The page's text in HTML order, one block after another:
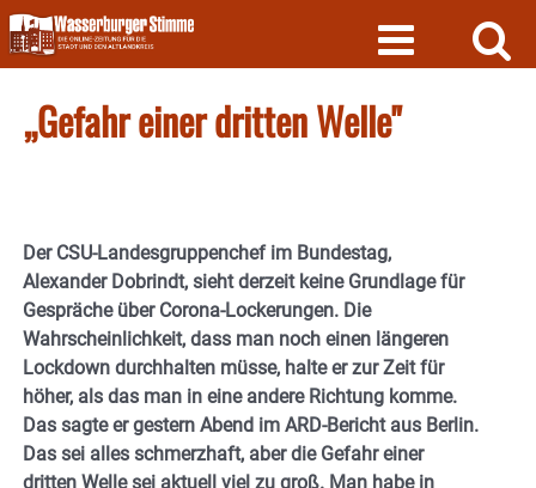
Skip
to
content
„Gefahr einer dritten Welle"
Der CSU-Landesgruppenchef im Bundestag,
Alexander Dobrindt, sieht derzeit keine Grundlage für
Gespräche über Corona-Lockerungen. Die
Wahrscheinlichkeit, dass man noch einen längeren
Lockdown durchhalten müsse, halte er zur Zeit für
höher, als das man in eine andere Richtung komme.
Das sagte er gestern Abend im ARD-Bericht aus Berlin.
Das sei alles schmerzhaft, aber die Gefahr einer
dritten Welle sei aktuell viel zu groß. Man habe in